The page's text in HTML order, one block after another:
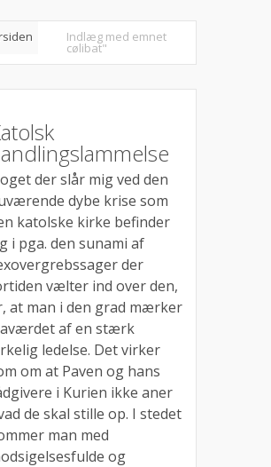
Indlæg med emnet
cølibat"
der slår mig ved den
dybe krise som
katolske kirke befinder
i pga. den sunami af
der
vælter ind over den,
at man i den grad mærker
af en stærk
ledelse. Det virker
om at Paven og hans
i Kurien ikke aner
de skal stille op. I stedet
man med
og